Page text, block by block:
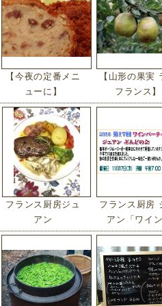
【今夜の定番メニ
ューに】
【山形の果実
フランス】
フランス厨房ジュ
アン
フランス厨房
アン「ワイ